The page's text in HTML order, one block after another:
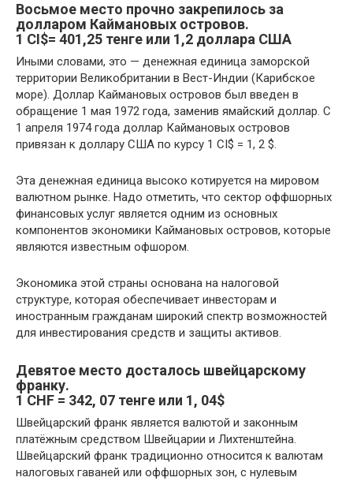
Восьмое место прочно закрепилось за
долларом Каймановых островов.
1 CI$= 401,25 тенге или 1,2 доллара США
Иными словами, это — денежная единица заморской
территории Великобритании в Вест-Индии (Карибское
море). Доллар Каймановых островов был введен в
обращение 1 мая 1972 года, заменив ямайский доллар. С
1 апреля 1974 года доллар Каймановых островов
привязан к доллару США по курсу 1 CI$ = 1, 2 $.
Эта денежная единица высоко котируется на мировом
валютном рынке. Надо отметить, что сектор оффшорных
финансовых услуг является одним из основных
компонентов экономики Каймановых островов, которые
являются известным офшором.
Экономика этой страны основана на налоговой
структуре, которая обеспечивает инвесторам и
иностранным гражданам широкий спектр возможностей
для инвестирования средств и защиты активов.
Девятое место досталось швейцарскому
франку.
1 CHF = 342, 07 тенге или 1, 04$
Швейцарский франк является валютой и законным
платёжным средством Швейцарии и Лихтенштейна.
Швейцарский франк традиционно относится к валютам
налоговых гаваней или оффшорных зон, с нулевым